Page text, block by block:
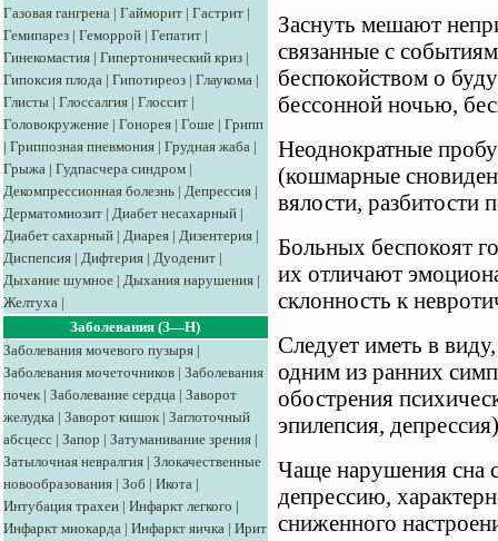
Газовая гангрена | Гайморит | Гастрит |
Гемипарез | Геморрой | Гепатит |
Гинекомастия | Гипертонический криз |
Гипоксия плода | Гипотиреоз | Глаукома |
Глисты | Глоссалгия | Глоссит |
Головокружение | Гонорея | Гоше | Грипп
| Гриппозная пневмония | Грудная жаба |
Грыжа | Гудпасчера синдром |
Декомпрессионная болезнь | Депрессия |
Дерматомиозит | Диабет несахарный |
Диабет сахарный | Диарея | Дизентерия |
Диспепсия | Дифтерия | Дуоденит |
Дыхание шумное | Дыхания нарушения |
Желтуха |
Заболевания (З—Н)
Заболевания мочевого пузыря |
Заболевания мочеточников | Заболевания
почек | Заболевание сердца | Заворот
желудка | Заворот кишок | Заглоточный
абсцесс | Запор | Затуманивание зрения |
Затылочная невралгия | Злокачественные
новообразования | Зоб | Икота |
Интубация трахеи | Инфаркт легкого |
Инфаркт миокарда | Инфаркт яичка | Ирит
Заснуть мешают
связанные с
беспокойством о
бессонной ночью,
Неоднократные
(кошмарные
вялости, разбитости
Больных беспокоят
их отличают
склонность к
Следует иметь в
одним из ранних
обострения
эпилепсия,
Чаще нарушения сна
депрессию,
сниженного